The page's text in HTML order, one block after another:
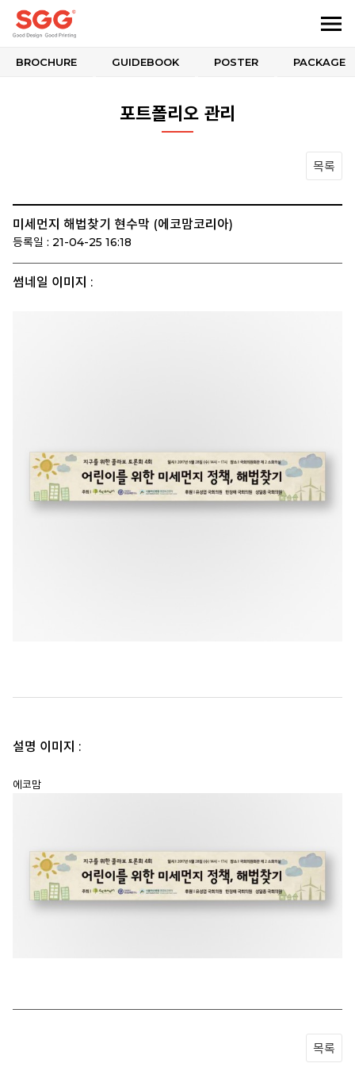
BROCHURE GUIDEBOOK POSTER PACKAGE
포트폴리오 관리
목록
미세먼지 해법찾기 현수막 (에코맘코리아)
등록일 : 21-04-25 16:18
썸네일 이미지 :
설명 이미지 :
에코맘
목록